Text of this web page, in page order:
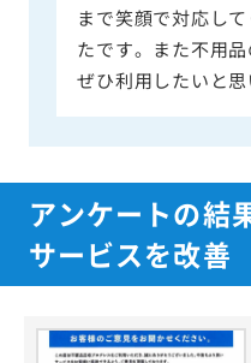
まで笑顔で対応し
たです。また不用
ぜひ利用したいと
アンケートの結
サービスを改善